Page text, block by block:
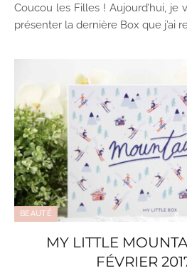
Coucou les Filles ! Aujourd’hui,
présenter la dernière Box que j’ai
BEAUTÉ
MY LITTLE
FÉVRIER